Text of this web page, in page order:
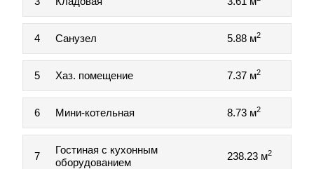
4 Санузел 5.88 м2
5 Хаз. помещение 7.37 м2
6 Мини-котельная 8.73 м2
7
Гостиная с кухонным
оборудованием
238.23 м2